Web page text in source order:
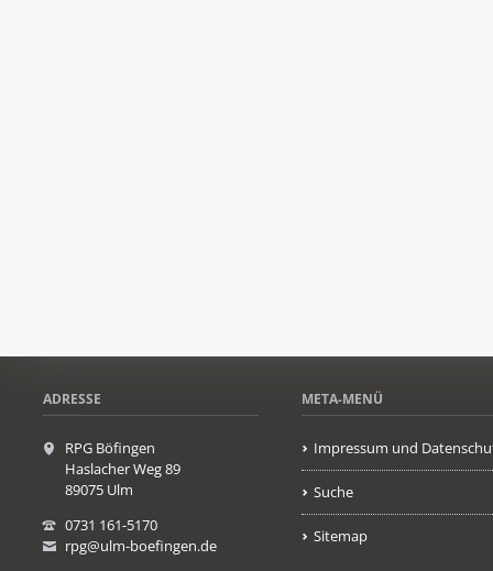
ADRESSE
RPG Böfingen
Haslacher Weg 89
89075 Ulm
0731 161-5170
rpg@ulm-boefingen.de
META-MENÜ
Impressum und
Suche
Sitemap